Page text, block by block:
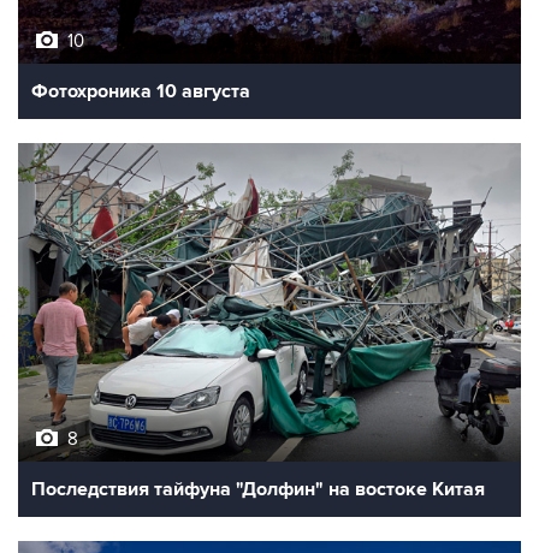
10
Фотохроника 10 августа
8
Последствия тайфуна "Долфин" на востоке Китая